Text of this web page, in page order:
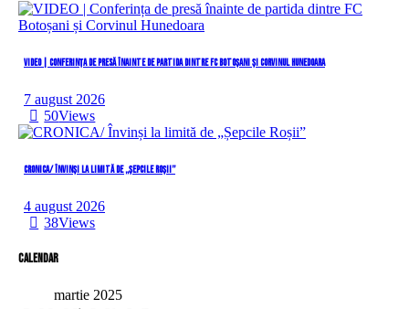
VIDEO | Conferința de presă înainte de partida dintre FC Botoșani și Corvinul Hunedoara
7 august 2026
50Views
CRONICA/ Învinși la limită de „Șepcile Roșii”
4 august 2026
38Views
Calendar
martie 2025